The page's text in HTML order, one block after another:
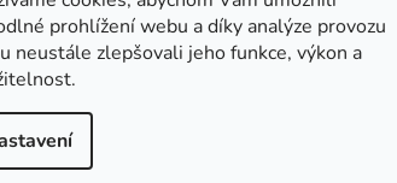
prohlížení webu a díky analýze provozu
neustále zlepšovali jeho funkce, výkon a
slevách.
PŘIHLÁSIT SE